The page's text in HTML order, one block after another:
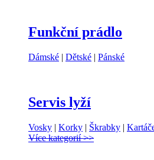
Funkční prádlo
Dámské | Dětské | Pánské
Servis lyží
Vosky | Korky | Škrabky |
Více kategorií >>